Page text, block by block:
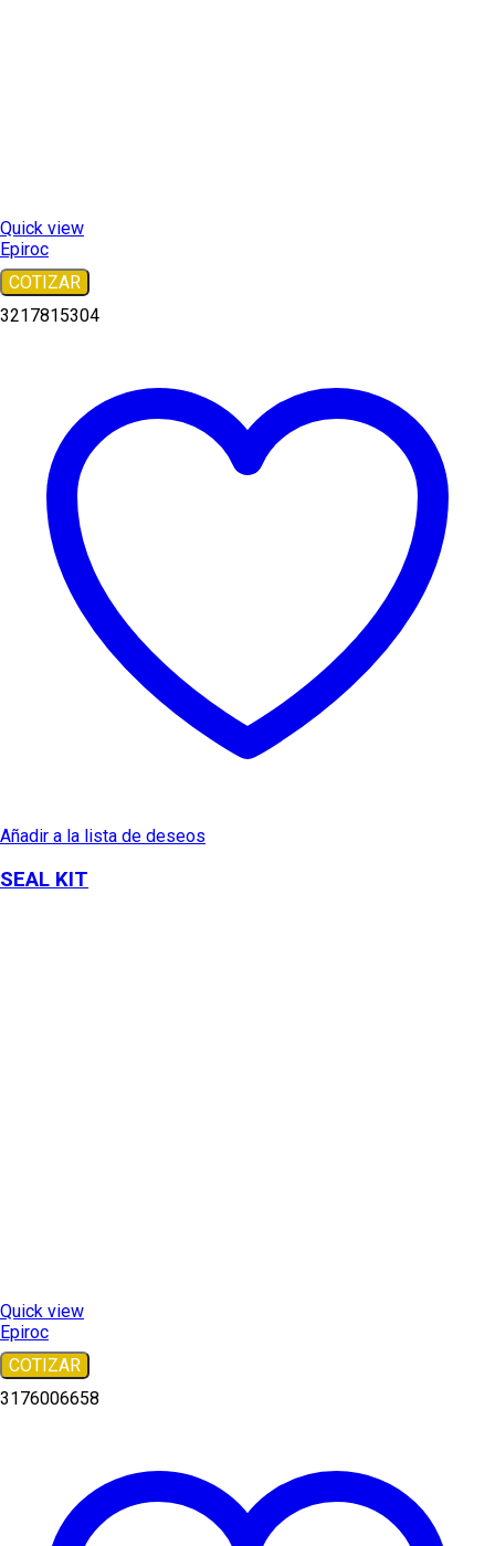
Quick view
Epiroc
COTIZAR
3217815304
Añadir a la lista de deseos
SEAL KIT
Quick view
Epiroc
COTIZAR
3176006658